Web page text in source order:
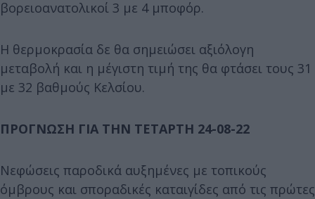
βορειοανατολικοί 3 με 4 μποφόρ.
Η θερμοκρασία δε θα σημειώσει αξιόλογη
μεταβολή και η μέγιστη τιμή της θα φτάσει τους 31
με 32 βαθμούς Κελσίου.
ΠΡΟΓΝΩΣΗ ΓΙΑ ΤΗΝ ΤΕΤΑΡΤΗ 24-08-22
Νεφώσεις παροδικά αυξημένες με τοπικούς
όμβρους και σποραδικές καταιγίδες από τις πρώτες